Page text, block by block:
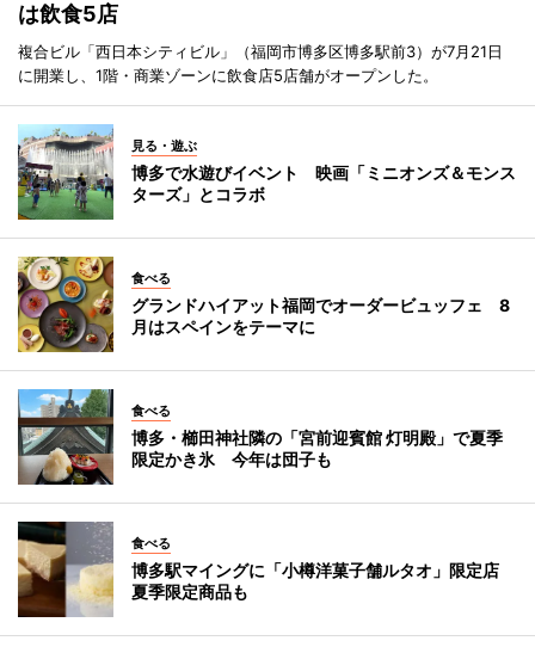
は飲食5店
複合ビル「西日本シティビル」（福岡市博多区博多駅前3）が7月21日
に開業し、1階・商業ゾーンに飲食店5店舗がオープンした。
見る・遊ぶ
博多で水遊びイベント 映画「ミニオンズ＆モンス
ターズ」とコラボ
食べる
グランドハイアット福岡でオーダービュッフェ 8
月はスペインをテーマに
食べる
博多・櫛田神社隣の「宮前迎賓館 灯明殿」で夏季
限定かき氷 今年は団子も
食べる
博多駅マイングに「小樽洋菓子舗ルタオ」限定店
夏季限定商品も